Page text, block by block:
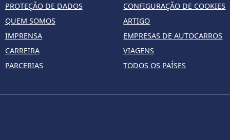
PROTEÇÃO DE DADOS
QUEM SOMOS
IMPRENSA
CARREIRA
PARCERIAS
CONFIGURAÇÃO DE COOKIES
ARTIGO
EMPRESAS DE AUTOCARROS
VIAGENS
TODOS OS PAÍSES